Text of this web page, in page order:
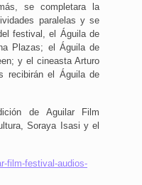
se completara la
paralelas y se
festival, el Águila de
Plazas; el Águila de
y el cineasta Arturo
recibirán el Águila de
de Aguilar Film
Soraya Isasi y el
film-festival-audios-